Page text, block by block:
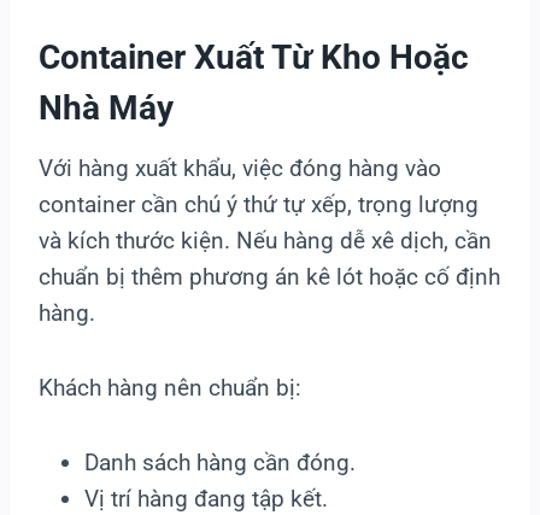
Container Xuất Từ Kho Hoặc
Nhà Máy
Với hàng xuất khẩu, việc đóng hàng vào
container cần chú ý thứ tự xếp, trọng lượng
và kích thước kiện. Nếu hàng dễ xê dịch, cần
chuẩn bị thêm phương án kê lót hoặc cố định
hàng.
Khách hàng nên chuẩn bị:
Danh sách hàng cần đóng.
Vị trí hàng đang tập kết.